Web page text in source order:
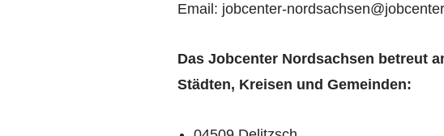
Email: jobcenter-
Das Jobcenter Nordsachsen betreut
Städten, Kreisen und Gemeinden: